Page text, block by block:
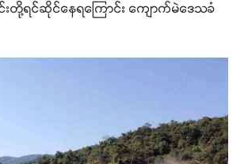
င်းတို့ရင်ဆိုင်နေရကြောင်း ကျောက်မဲဒေသခံ